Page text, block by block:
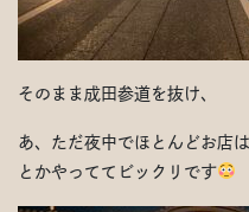
そのまま成田参道を抜け、
あ、ただ夜中でほとんどお店
とかやっててビックリです